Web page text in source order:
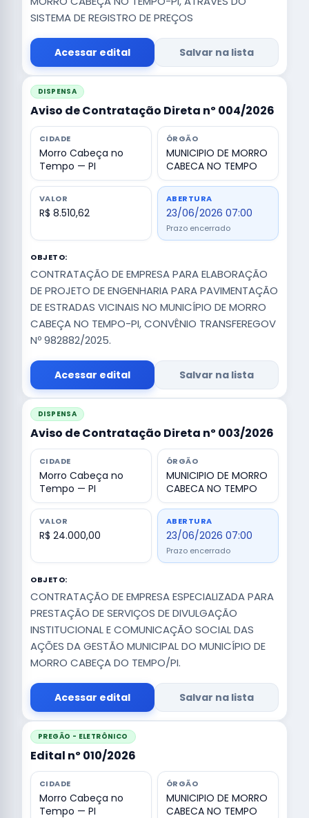
SISTEMA DE REGISTRO DE PREÇOS
Acessar edital Salvar na lista
DISPENSA
Aviso de Contratação Direta nº 004/2026
CIDADE
Morro Cabeça no
Tempo — PI
ÓRGÃO
MUNICIPIO DE MORRO
CABECA NO TEMPO
VALOR
R$ 8.510,62
ABERTURA
23/06/2026 07:00
Prazo encerrado
OBJETO:
CONTRATAÇÃO DE EMPRESA PARA ELABORAÇÃO
DE PROJETO DE ENGENHARIA PARA PAVIMENTAÇÃO
DE ESTRADAS VICINAIS NO MUNICÍPIO DE MORRO
CABEÇA NO TEMPO-PI, CONVÊNIO TRANSFEREGOV
Nº 982882/2025.
Acessar edital Salvar na lista
DISPENSA
Aviso de Contratação Direta nº 003/2026
CIDADE
Morro Cabeça no
Tempo — PI
ÓRGÃO
MUNICIPIO DE MORRO
CABECA NO TEMPO
VALOR
R$ 24.000,00
ABERTURA
23/06/2026 07:00
Prazo encerrado
OBJETO:
CONTRATAÇÃO DE EMPRESA ESPECIALIZADA PARA
PRESTAÇÃO DE SERVIÇOS DE DIVULGAÇÃO
INSTITUCIONAL E COMUNICAÇÃO SOCIAL DAS
AÇÕES DA GESTÃO MUNICIPAL DO MUNICÍPIO DE
MORRO CABEÇA DO TEMPO/PI.
Acessar edital Salvar na lista
PREGÃO - ELETRÔNICO
Edital nº 010/2026
CIDADE
Morro Cabeça no
Tempo — PI
ÓRGÃO
MUNICIPIO DE MORRO
CABECA NO TEMPO